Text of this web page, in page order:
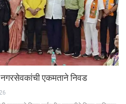
एकमताने निवड